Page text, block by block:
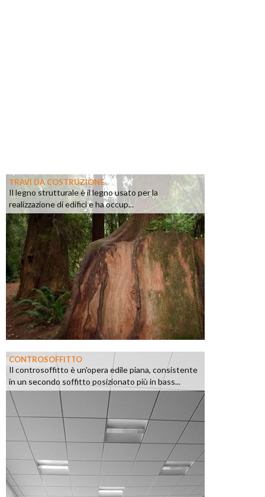
TRAVI DA COSTRUZIONE
Il legno strutturale è il legno usato per la
realizzazione di edifici e ha occup...
CONTROSOFFITTO
Il controsoffitto è un'opera edile piana, consistente
in un secondo soffitto posizionato più in bass...